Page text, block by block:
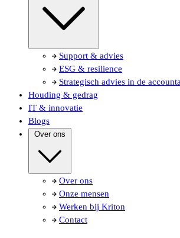
Support & advies
ESG & resilience
Strategisch advies in de
Houding & gedrag
IT & innovatie
Blogs
Over ons
Over ons
Onze mensen
Werken bij Kriton
Contact